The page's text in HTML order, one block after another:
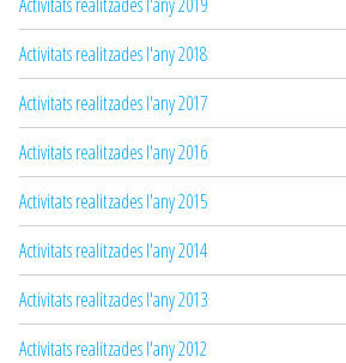
Activitats realitzades l'any 2018
Activitats realitzades l'any 2017
Activitats realitzades l'any 2016
Activitats realitzades l'any 2015
Activitats realitzades l'any 2014
Activitats realitzades l'any 2013
Activitats realitzades l'any 2012